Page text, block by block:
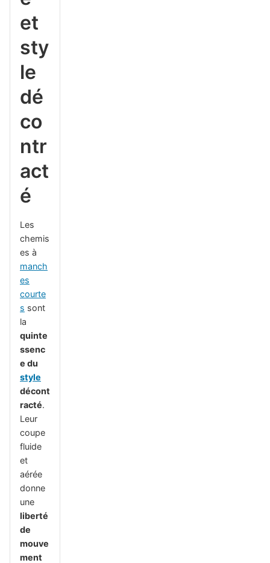
et
sty
le
dé
co
ntr
act
é
Les
chemis
es à
manch
es
courte
s sont
la
quinte
ssenc
e du
style
décont
racté.
Leur
coupe
fluide
et
aérée
donne
une
liberté
de
mouve
ment